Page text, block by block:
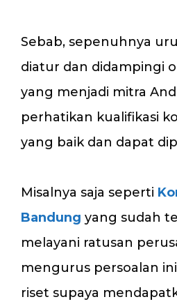
Sebab, sepenuhnya
diatur dan didampingi
yang menjadi mitra
perhatikan kualifikasi
yang baik dan dapat
Misalnya saja seperti
Bandung yang sudah
melayani ratusan
mengurus persoalan
riset supaya